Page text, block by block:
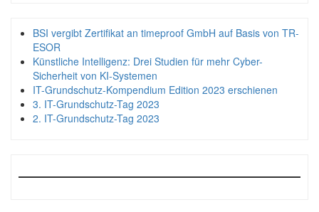
BSI vergibt Zertifikat an timeproof GmbH auf Basis von TR-
ESOR
Künstliche Intelligenz: Drei Studien für mehr Cyber-
Sicherheit von KI-Systemen
IT-Grundschutz-Kompendium Edition 2023 erschienen
3. IT-Grundschutz-Tag 2023
2. IT-Grundschutz-Tag 2023